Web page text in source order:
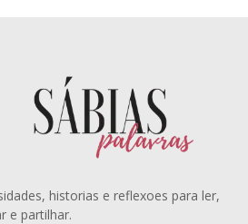
historias e reflexoes para ler,
e partilhar.